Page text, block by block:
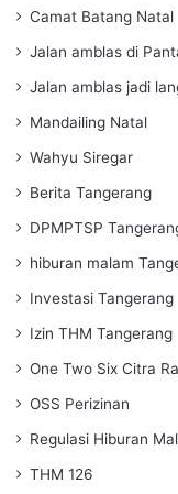
Camat Batang Natal
Jalan amblas di
Jalan amblas jadi
Mandailing Natal
Wahyu Siregar
Berita Tangerang
DPMPTSP
hiburan malam
Investasi Tangerang
Izin THM Tangerang
One Two Six Citra
OSS Perizinan
Regulasi Hiburan
THM 126